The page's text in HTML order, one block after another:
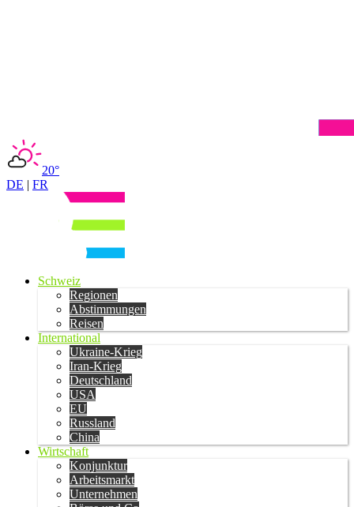
20°
DE | FR
Schweiz
Regionen
Abstimmungen
Reisen
International
Ukraine-Krieg
Iran-Krieg
Deutschland
USA
EU
Russland
China
Wirtschaft
Konjunktur
Arbeitsmarkt
Unternehmen